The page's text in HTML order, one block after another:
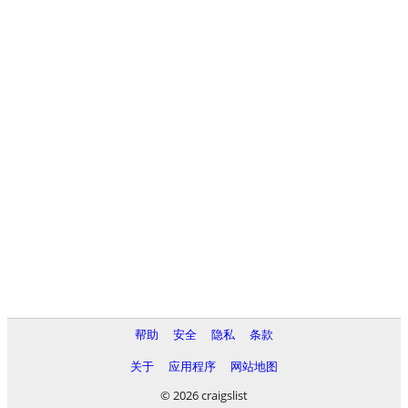
帮助 安全 隐私
条款
关于
应用程序
网站地图
© 2026 craigslist